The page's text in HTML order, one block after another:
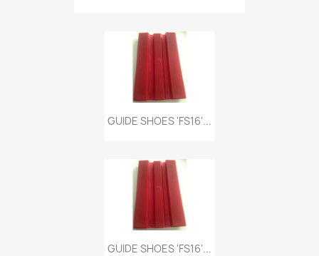
GUIDE SHOES 'FS16'...
GUIDE SHOES 'FS16'...